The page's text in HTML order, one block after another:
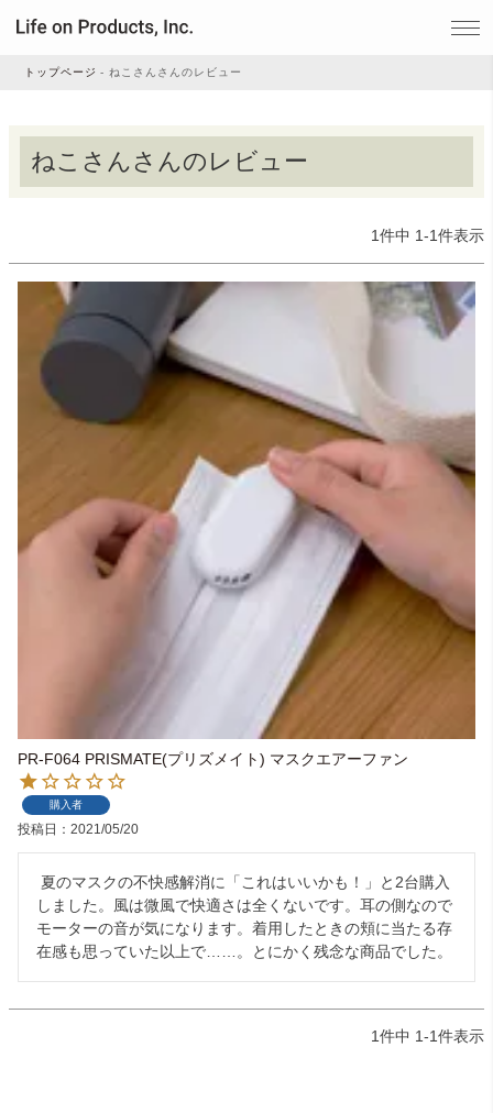
家電
ルームフレグランス
ビューティー
デジタル雑貨
ライト・シーリングファン
アクセサリー・消耗品
トップページ ねこさんさんのレビュー
ねこさんさんのレビュー
1件中 1-1件表示
PR-F064 PRISMATE(プリズメイト) マスクエアーファン
購入者
投稿日 2021/05/20
しました。風は微風で快適さは全くないです。耳の側なので
モーターの音が気になります。着用したときの頬に当たる存
在感も思っていた以上で……。とにかく残念な商品でした。
1件中 1-1件表示